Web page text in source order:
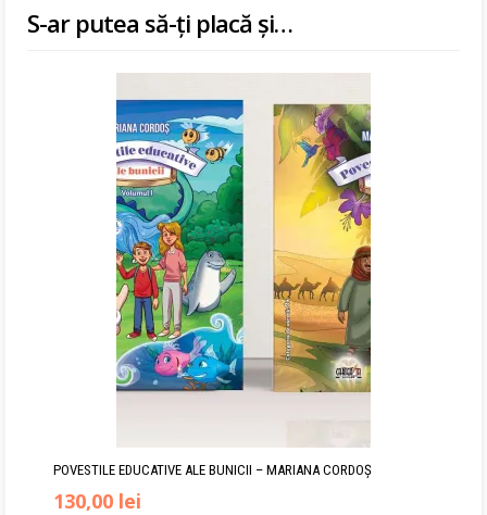
S-ar putea să-ți placă și…
POVESTILE EDUCATIVE ALE BUNICII – MARIANA CORDOȘ
130,00 lei